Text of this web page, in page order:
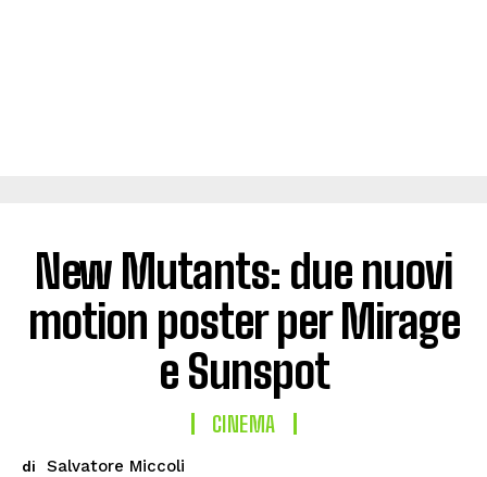
New Mutants: due nuovi
motion poster per Mirage
e Sunspot
CINEMA
di Salvatore Miccoli